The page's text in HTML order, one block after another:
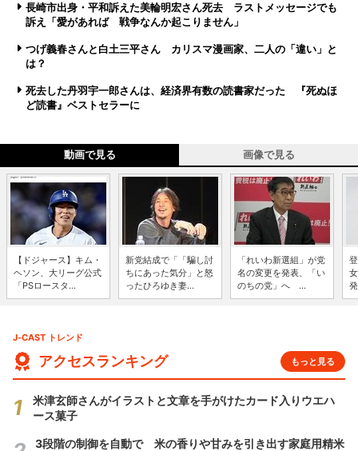
長崎市出身・平和訴えた美輪明宏さん死去 ラストメッセージでも
訴え「愛があれば 戦争なんか起こりません」
つげ義春さんと白土三平さん カリスマ漫画家、二人の「違い」と
は？
死去した丹羽宇一郎さんは、経済界有数の読書家だった 『死ぬほ
ど読書』ベストセラーに
動画で見る 画像で見る
【ドジャース】キム・
ヘソン、大リーグ公式
「PSロースタ...
新党結成で「「騙し討
ちにあった気分」と怒
ったひろゆき妻...
「れいわ新選組」が党
名の変更を発表、「い
のちの党」へ ...
J-CAST トレンド
アクセスランキング もっと見る
米津玄師さんがイラストと文章を手がけたカード入りウエハ
ース菓子
3段階の制御を自動で 米の香りや甘みを引き出す家庭用精米